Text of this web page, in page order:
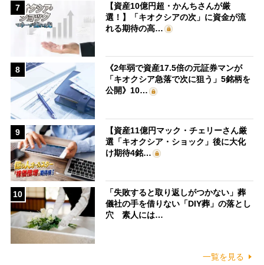
7
【資産10億円超・かんちさんが厳
選！】「キオクシアの次」に資金が流
れる期待の高…
8
《2年弱で資産17.5倍の元証券マンが
「キオクシア急落で次に狙う」5銘柄を
公開》10…
9
【資産11億円マック・チェリーさん厳
選「キオクシア・ショック」後に大化
け期待4銘…
10
「失敗すると取り返しがつかない」葬
儀社の手を借りない「DIY葬」の落とし
穴 素人には…
一覧を見る